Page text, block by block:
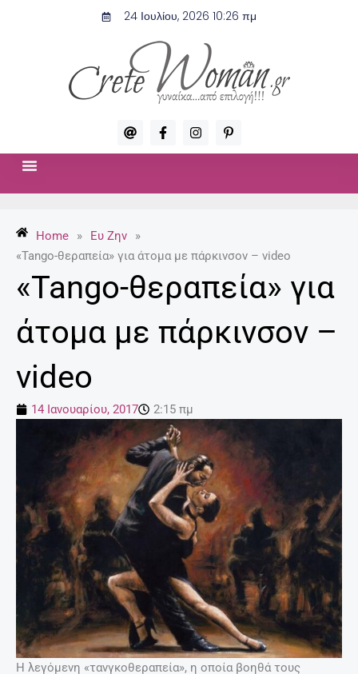
24 Ιουλίου, 2026 10:26 πμ
A
t
F
a
c
I
n
s
P
i
n
p
Home » Ευ Ζην
»
«Tango-θεραπεία» για άτομα με πάρκινσον – video
«Tango-θεραπεία» για
άτομα με πάρκινσον –
video
14 Ιανουαρίου, 2017 2:15 πμ
Η λεγόμενη «τανγκοθεραπεία», η οποία βοηθά τους